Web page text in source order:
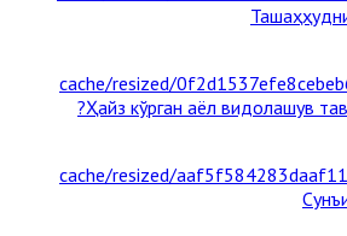
Ҳайз кўрган аёл видолашув